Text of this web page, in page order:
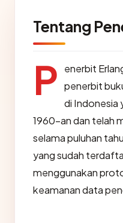
Tentang
P
enerbit
penerbit
di Indonesia
1960-an dan telah
selama puluhan
yang sudah
menggunakan
keamanan data